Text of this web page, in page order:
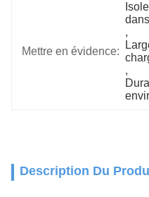
Mettre en évidence:
,
,
Description Du